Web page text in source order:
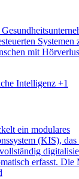
Systemen
mit
Intelligenz +1
ein modulares
(KIS),
erfasst.